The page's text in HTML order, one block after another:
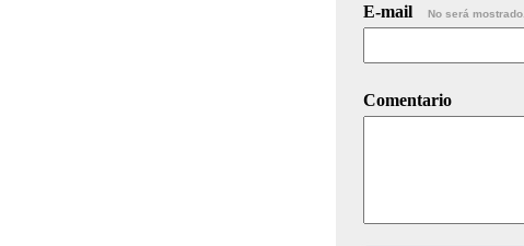
E-mail No será mostrado.
Comentario